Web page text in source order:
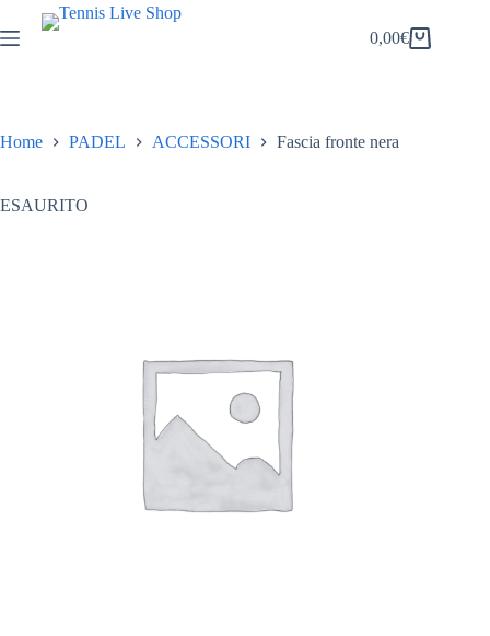
al
contenuto
Carrello
0,00€
Home PADEL ACCESSORI Fascia fronte nera
ESAURITO